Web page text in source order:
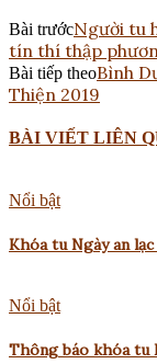
Bài trướcNgười tu
tín thí thập
Bài tiếp theoBình
Thiện 2019
BÀI VIẾT LIÊN
Nổi bật
Khóa tu Ngày an
Nổi bật
Thông báo khóa tu